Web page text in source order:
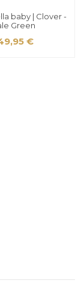
baby | Clover -
Green
€